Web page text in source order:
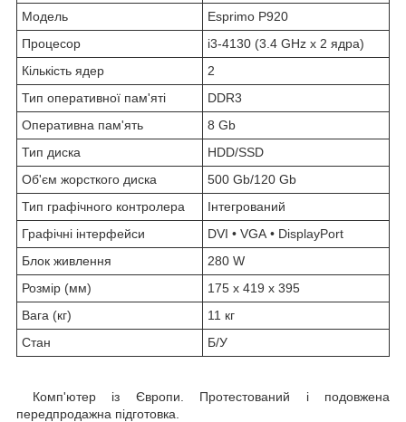
Модель
Esprimo P920
Процесор
i3-4130 (3.4 GHz x 2 ядра)
Кількість ядер
2
Тип оперативної пам'яті
DDR3
Оперативна пам'ять
8 Gb
Тип диска
HDD/SSD
Об'єм жорсткого диска
500 Gb/120 Gb
Тип графічного контролера
Інтегрований
Графічні інтерфейси
DVI • VGA • DisplayPort
Блок живлення
280 W
Розмір (мм)
175 x 419 x 395
Вага (кг)
11 кг
Стан
Б/У
Комп'ютер із Європи. Протестований і подовжена
передпродажна підготовка.